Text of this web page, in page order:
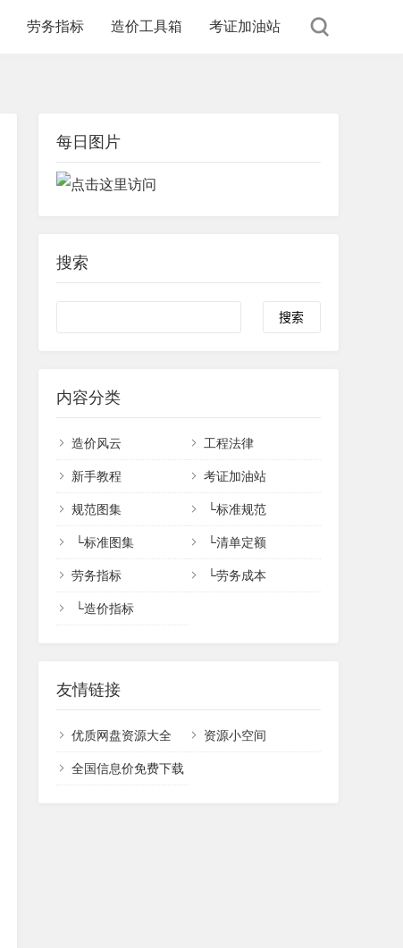
劳务指标 造价工具箱 考证加油站
每日图片
搜索
内容分类
造价风云 工程法律
新手教程 考证加油站
规范图集 └标准规范
└标准图集 └清单定额
劳务指标 └劳务成本
└造价指标
友情链接
优质网盘资源大全 资源小空间
全国信息价免费下载